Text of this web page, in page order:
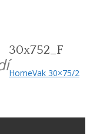
30x752_F
HomeVak 30×75/2